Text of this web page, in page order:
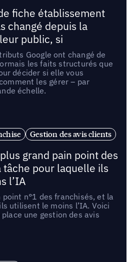
fiche établissement
changé depuis la
public, si
Google ont changé de
les faits structurés que
décider si elle vous
les gérer – par
échelle.
Gestion des avis clients
grand pain point des
tâche pour laquelle ils
l’IA
point n°1 des franchisés, et la
utilisent le moins l’IA. Voici
une gestion des avis